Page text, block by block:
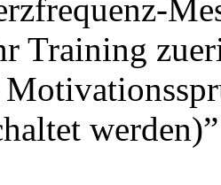
Training
werden)”